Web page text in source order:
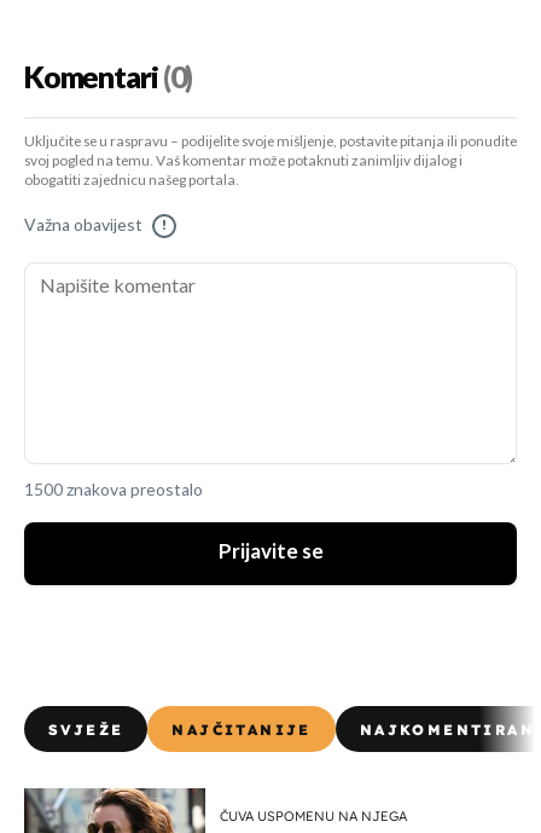
Komentari(0)
Uključite se u raspravu – podijelite svoje mišljenje, postavite pitanja ili ponudite
svoj pogled na temu. Vaš komentar može potaknuti zanimljiv dijalog i
obogatiti zajednicu našeg portala.
Važna obavijest !
1500 znakova preostalo
Prijavite se
SVJEŽE NAJČITANIJE
ČUVA USPOMENU NA NJEGA